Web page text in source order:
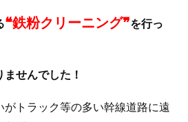
❝鉄粉クリーニング❞を行っ
せんでした！
がトラック等の多い幹線道路に遠